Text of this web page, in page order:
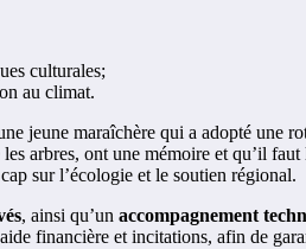
culturales;
au climat.
jeune maraîchère qui a adopté une
arbres, ont une mémoire et qu’il
sur l’écologie et le soutien régional.
, ainsi qu’un accompagnement
financière et incitations, afin de